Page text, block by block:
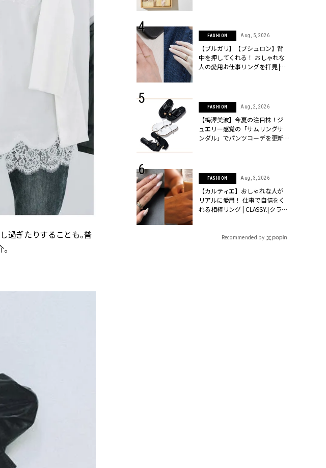
過ぎたりすることも。普
Mar, 24, 2026
式ゲスト服の鉄板“シンプル黒ワ
ンピ”は『スカーフ』で盛るのが
正解！ | CLASSY.[クラッシィ]
Aug, 18, 2025
20万円台〜【カルティエ人気リ
ング４選】ラブ、トリニティetc.
を『マリッジ』に選ぶ人増えて
ます！ | CLASSY.[クラッシィ]
WEDDING
失敗しない“ゲスト服”は【セオ
リー】にある！結婚式にも仕事
にも使える上質ベーシック４選 |
CLASSY.[クラッシィ]
FASHION Aug, 5, 2026
【ブルガリ】【ブシュロン】背
中を押してくれる！ おしゃれな
人の愛用お仕事リングを拝見 |
FASHION Aug, 2, 2026
【梅澤美波】今夏の注目株！ジ
ュエリー感覚の「サムリングサ
ンダル」でパンツコーデを更新 |
FASHION Aug, 3, 2026
【カルティエ】おしゃれな人が
リアルに愛用！ 仕事で自信をく
れる相棒リング | CLASSY.[クラッ
Recommended by